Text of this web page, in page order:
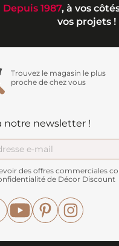
Depuis 1987, à vos
vos projets !
Trouvez le magasin le plus
proche de chez vous
notre newsletter !
des offres commerciales
de Décor Discount
FacebookYouTubePinterest